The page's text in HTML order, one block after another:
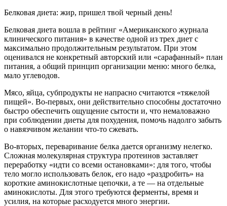
Белковая диета: жир, пришел твой черный день!
Белковая диета вошла в рейтинг «Американского журнала
клинического питания» в качестве одной из трех диет с
максимально продолжительным результатом. При этом
оценивался не конкретный авторский или «сарафанный» план
питания, а общий принцип организации меню: много белка,
мало углеводов.
Мясо, яйца, субпродукты не напрасно считаются «тяжелой
пищей». Во-первых, они действительно способны достаточно
быстро обеспечить ощущение сытости и, что немаловажно
при соблюдении диеты для похудения, помочь надолго забыть
о навязчивом желании что-то сжевать.
Во-вторых, переваривание белка дается организму нелегко.
Сложная молекулярная структура протеинов заставляет
переработку «идти со всеми остановками»: для того, чтобы
тело могло использовать белок, его надо «раздробить» на
короткие аминокислотные цепочки, а те — на отдельные
аминокислоты. Для этого требуются ферменты, время и
усилия, на которые расходуется много энергии.